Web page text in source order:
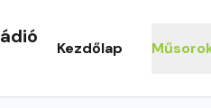
Kezdőlap